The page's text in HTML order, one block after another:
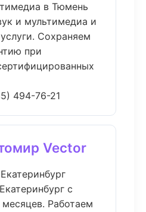
в Тюмень
и мультимедиа и
Сохраняем
при
494-76-21
Vector
с
Работаем